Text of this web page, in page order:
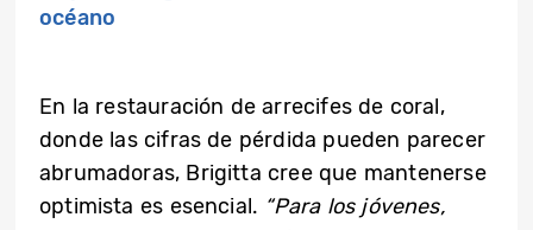
océano
En la restauración de arrecifes de coral,
donde las cifras de pérdida pueden parecer
abrumadoras, Brigitta cree que mantenerse
optimista es esencial. “Para los jóvenes,